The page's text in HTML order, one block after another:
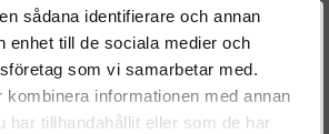
sådana identifierare och annan
enhet till de sociala medier och
som vi samarbetar med.
informationen med annan
har tillhandahållit eller som de har
till